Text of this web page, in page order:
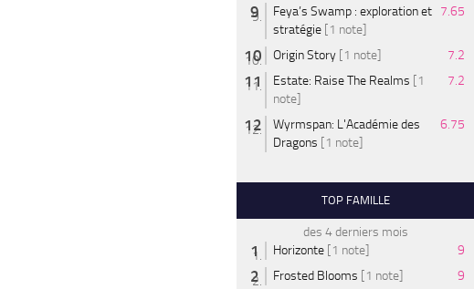
Feya’s Swamp : exploration et
stratégie [1 note]
7.65
Origin Story [1 note]
7.2
Estate: Raise The Realms [1
note]
7.2
Wyrmspan: L'Académie des
Dragons [1 note]
6.75
TOP FAMILLE
des 4 derniers mois
Horizonte [1 note]
9
Frosted Blooms [1 note]
9